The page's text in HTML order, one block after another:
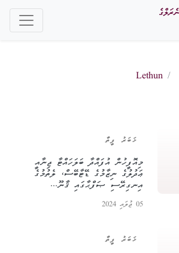
ޚަބަރު ފީތާ
މިއޮފީހުން އުފައްދާ ބަލަހައްޓާ ޖިނާއީ
ޢަދުލުގެ ނިޒާމުގެ ޑޭޓާބޭސް، ލެތުމުގެ
އިނގިރޭސި ޞަފްޙާގައި ޤާނޫ...
05 ޖުލައި 2024
ޚަބަރު ފީތާ